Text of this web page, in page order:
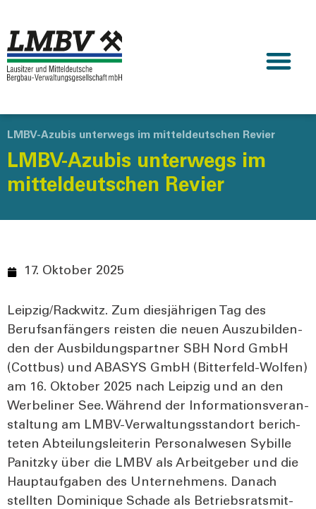
LMBV-Azubis unterwegs im mitteldeutschen Revier
LMBV-Azubis unterwegs im
mitteldeutschen Revier
17. Oktober 2025
Leipzig/Rackwitz. Zum dies­jäh­ri­gen Tag des
Berufs­an­fän­gers reis­ten die neu­en Aus­zu­bil­den­
den der Aus­bil­dungs­part­ner SBH Nord GmbH
(Cott­bus) und ABASYS GmbH (Bit­ter­feld-Wol­fen)
am 16. Okto­ber 2025 nach Leip­zig und an den
Wer­be­li­ner See. Wäh­rend der Infor­ma­ti­ons­ver­an­
stal­tung am LMBV-Ver­wal­tungs­stand­ort berich­
te­ten Abtei­lungs­lei­te­rin Per­so­nal­we­sen Sybil­le
Panitz­ky über die LMBV als Arbeit­ge­ber und die
Haupt­auf­ga­ben des Unter­neh­mens. Danach
stell­ten Domi­ni­que Scha­de als Betriebs­rats­mit­